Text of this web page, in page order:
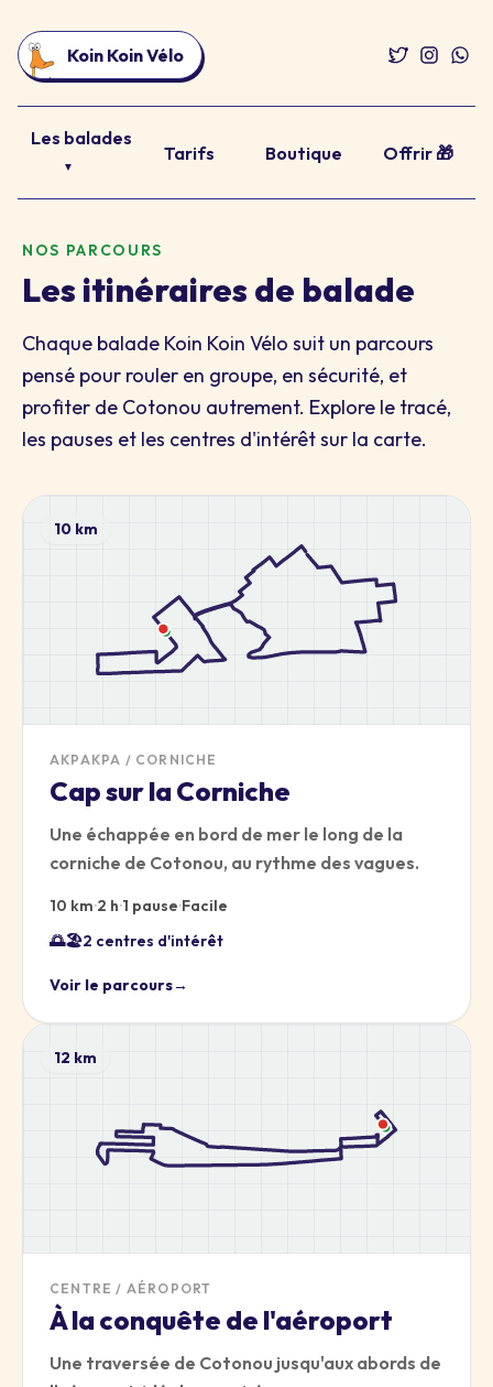
Koin Koin Vélo
Les balades
▼
Tarifs Boutique Offrir 🎁
NOS PARCOURS
Les itinéraires de balade
Chaque balade Koin Koin Vélo suit un parcours
pensé pour rouler en groupe, en sécurité, et
profiter de Cotonou autrement. Explore le tracé,
les pauses et les centres d'intérêt sur la carte.
10 km
AKPAKPA / CORNICHE
Cap sur la Corniche
Une échappée en bord de mer le long de la
corniche de Cotonou, au rythme des vagues.
10 km·2 h·1 pause·Facile
🌅🏖️2 centres d'intérêt
Voir le parcours→
12 km
CENTRE / AÉROPORT
À la conquête de l'aéroport
Une traversée de Cotonou jusqu'aux abords de